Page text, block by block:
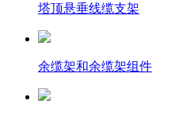
塔顶悬垂线缆支架
余缆架和余缆架组件